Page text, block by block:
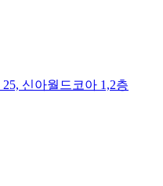
신아월드코아 1,2층